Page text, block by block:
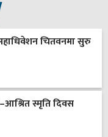
चितवनमा सुरु
स्मृति दिवस